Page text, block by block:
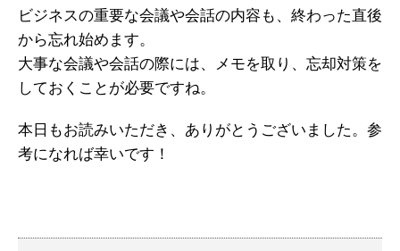
ビジネスの重要な会議や会話の内容も、終わった直後
から忘れ始めます。
大事な会議や会話の際には、メモを取り、忘却対策を
しておくことが必要ですね。
本日もお読みいただき、ありがとうございました。参
考になれば幸いです！